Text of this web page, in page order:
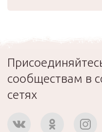
сообществам в
сетях